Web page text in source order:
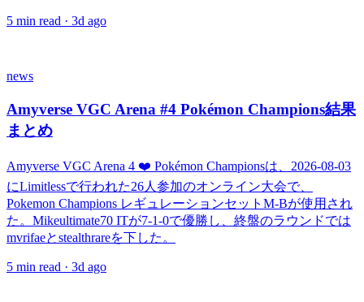
5 min read · 3d ago
news
Amyverse VGC Arena #4 Pokémon Champions結果
まとめ
Amyverse VGC Arena 4 ❤️ Pokémon Championsは、2026-08-03
にLimitlessで行われた26人参加のオンライン大会で、
Pokemon Champions レギュレーションセットM-Bが使用され
た。Mikeultimate70 ITが7-1-0で優勝し、終盤のラウンドでは
mvrifaeとstealthrareを下した。
5 min read · 3d ago